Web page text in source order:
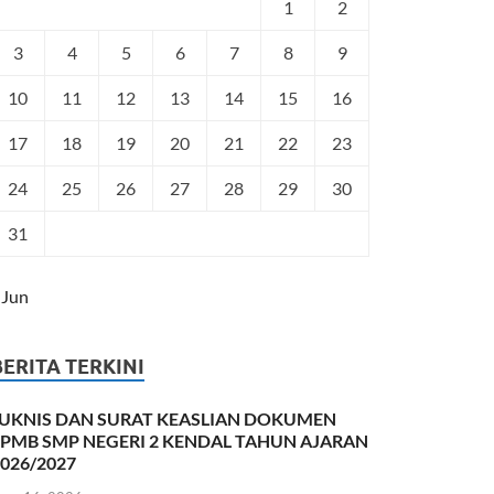
1 2
3 4 5 6 7 8 9
10 11 12 13 14 15 16
17 18 19 20 21 22 23
24 25 26 27 28 29 30
31
TERKINI
DAN SURAT KEASLIAN DOKUMEN
SMP NEGERI 2 KENDAL TAHUN AJARAN
2027